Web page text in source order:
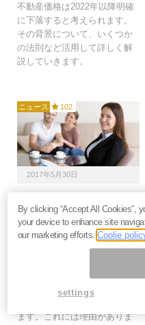
不動産価格は2022年以降明確
に下落すると考えられます。
その背景について、いくつか
の法則など活用して詳しく解
説していきます。
ニュース 102
2017年5月30日
定金利に借り換えよう」
が危ない2つの理由＝梶
原真由美
質問されますが、現在は「全
ます。これには理由がありま
By clicking “Accept All Cookies”,
your device to enhance site
our marketing efforts.Coolie
settings